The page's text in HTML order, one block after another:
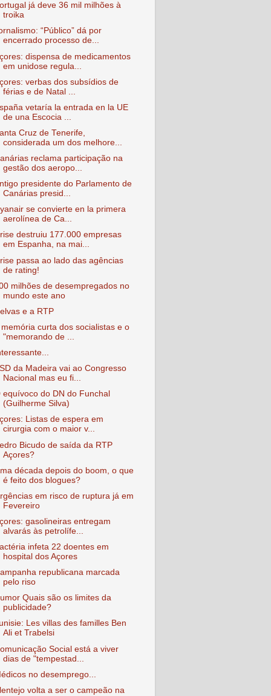
já deve 36 mil milhões à
troika
“Público” dá por
encerrado processo de...
dispensa de medicamentos
em unidose regula...
verbas dos subsídios de
férias e de Natal ...
vetaría la entrada en la UE
de una Escocia ...
Cruz de Tenerife,
considerada um dos melhore...
reclama participação na
gestão dos aeropo...
presidente do Parlamento de
Canárias presid...
se convierte en la primera
aerolínea de Ca...
destruiu 177.000 empresas
em Espanha, na mai...
passa ao lado das agências
de rating!
milhões de desempregados no
mundo este ano
e a RTP
memória curta dos socialistas e o
"memorando de ...
da Madeira vai ao Congresso
Nacional mas eu fi...
equívoco do DN do Funchal
(Guilherme Silva)
Listas de espera em
cirurgia com o maior v...
Bicudo de saída da RTP
Açores?
década depois do boom, o que
é feito dos blogues?
em risco de ruptura já em
Fevereiro
gasolineiras entregam
alvarás às petrolífe...
infeta 22 doentes em
hospital dos Açores
republicana marcada
pelo riso
Quais são os limites da
publicidade?
Les villas des familles Ben
Ali et Trabelsi
Social está a viver
dias de "tempestad...
no desemprego...
volta a ser o campeão na